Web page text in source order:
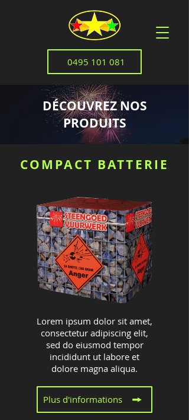
0495 101 081
DÉCOUVREZ NOS
PRODUITS
COMPACT BATTERIE
Lorem ipsum dolor sit amet,
consectetur adipiscing elit,
sed do eiusmod tempor
incididunt ut labore et
dolore magna aliqua.
Plus d'informations